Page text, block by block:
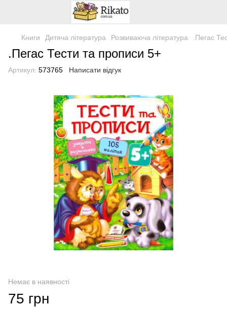
Книги Дитяча література Розвиваюча література .Пегас
.Пегас Тести та прописи 5+
Артикул: 573765 Написати відгук
Немає в наявності
75 грн